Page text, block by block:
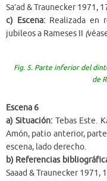
Sa’ad & Traunecker 1971,
c) Escena: Realizada en
jubileos a Rameses II (
Fig. 5. Parte inferior del
de
Escena 6
a) Situación: Tebas Este.
Amón, patio anterior,
escena, lado derecho.
b) Referencias
Saaad & Traunecker 1971,